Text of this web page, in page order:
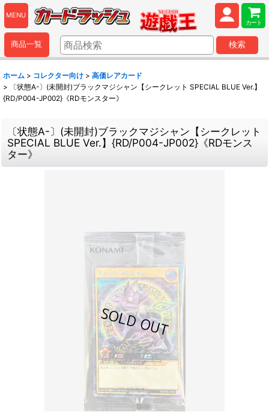
MENU
カート
商品一覧 検索
ホーム > コレクター向け > 高価レアカード
>
〔状態A-〕(未開封)ブラックマジシャン【シークレット SPECIAL BLUE Ver.】
{RD/P004-JP002}《RDモンスター》
〔状態A-〕(未開封)ブラックマジシャン【シークレット
SPECIAL BLUE Ver.】{RD/P004-JP002}《RDモンス
ター》